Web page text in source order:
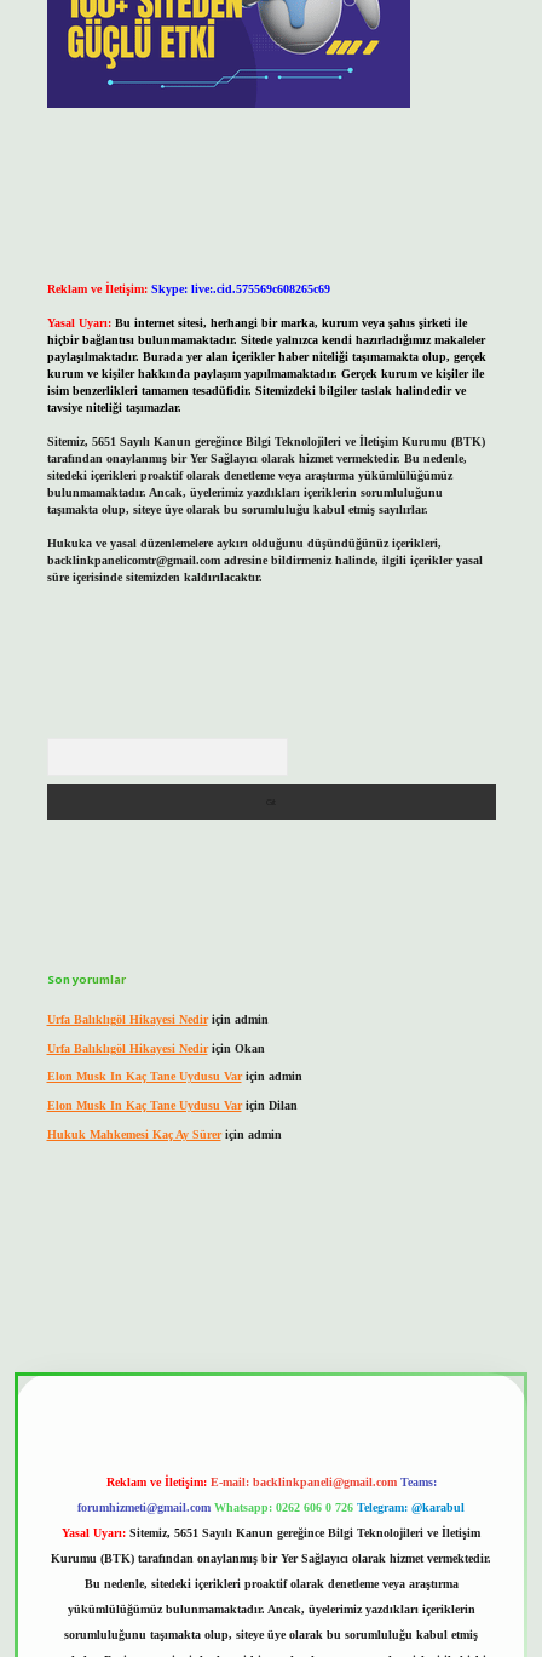
Reklam ve İletişim: Skype: live:.cid.575569c608265c69
Yasal Uyarı: Bu internet sitesi, herhangi bir marka, kurum veya şahıs şirketi ile
hiçbir bağlantısı bulunmamaktadır. Sitede yalnızca kendi hazırladığımız makaleler
paylaşılmaktadır. Burada yer alan içerikler haber niteliği taşımamakta olup, gerçek
kurum ve kişiler hakkında paylaşım yapılmamaktadır. Gerçek kurum ve kişiler ile
isim benzerlikleri tamamen tesadüfidir. Sitemizdeki bilgiler taslak halindedir ve
tavsiye niteliği taşımazlar.
Sitemiz, 5651 Sayılı Kanun gereğince Bilgi Teknolojileri ve İletişim Kurumu (BTK)
tarafından onaylanmış bir Yer Sağlayıcı olarak hizmet vermektedir. Bu nedenle,
sitedeki içerikleri proaktif olarak denetleme veya araştırma yükümlülüğümüz
bulunmamaktadır. Ancak, üyelerimiz yazdıkları içeriklerin sorumluluğunu
taşımakta olup, siteye üye olarak bu sorumluluğu kabul etmiş sayılırlar.
Hukuka ve yasal düzenlemelere aykırı olduğunu düşündüğünüz içerikleri,
backlinkpanelicomtr@gmail.comadresine bildirmeniz halinde, ilgili içerikler yasal
süre içerisinde sitemizden kaldırılacaktır.
Son yorumlar
Urfa Balıklıgöl Hikayesi Nediriçin admin
Urfa Balıklıgöl Hikayesi Nediriçin Okan
Elon Musk In Kaç Tane Uydusu Variçin admin
Elon Musk In Kaç Tane Uydusu Variçin Dilan
Hukuk Mahkemesi Kaç Ay Süreriçin admin
Reklam ve İletişim: E-mail: backlinkpaneli@gmail.com Teams:
forumhizmeti@gmail.com Whatsapp: 0262 606 0 726 Telegram: @karabul
Yasal Uyarı: Sitemiz, 5651 Sayılı Kanun gereğince Bilgi Teknolojileri ve İletişim
Kurumu (BTK) tarafından onaylanmış bir Yer Sağlayıcı olarak hizmet vermektedir.
Bu nedenle, sitedeki içerikleri proaktif olarak denetleme veya araştırma
yükümlülüğümüz bulunmamaktadır. Ancak, üyelerimiz yazdıkları içeriklerin
sorumluluğunu taşımakta olup, siteye üye olarak bu sorumluluğu kabul etmiş